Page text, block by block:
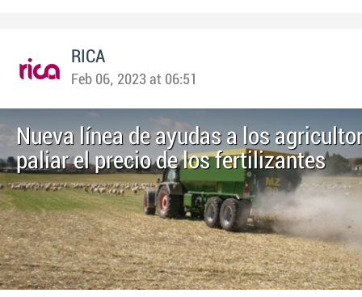
RICA
Feb 06, 2023 at 06:51
Nueva línea de ayudas a los
paliar el precio de los fertilizantes